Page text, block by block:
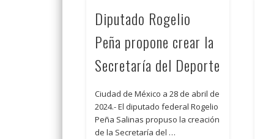
Diputado Rogelio
Peña propone crear la
Secretaría del Deporte
Ciudad de México a 28 de abril de
2024.- El diputado federal Rogelio
Peña Salinas propuso la creación
de la Secretaría del …